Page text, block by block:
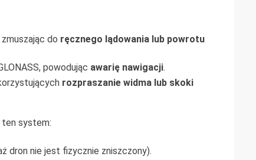
do ręcznego lądowania lub powrotu
powodując awarię nawigacji.
rozpraszanie widma lub skoki
ten system:
dron nie jest fizycznie zniszczony).